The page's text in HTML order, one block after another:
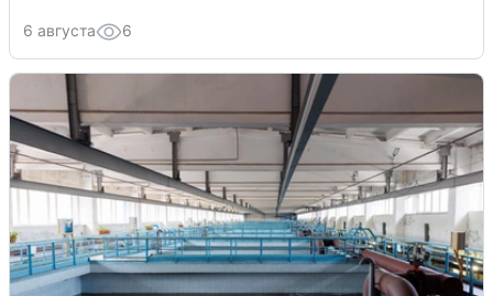
6 августа 6